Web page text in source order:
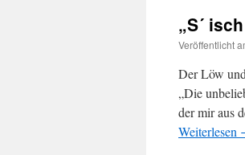
„S´
Veröffentlicht
Der Löw
„Die
der mir aus
Weiterlesen